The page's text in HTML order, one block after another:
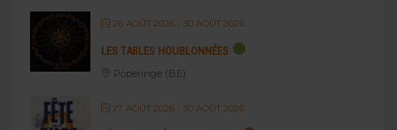
26 AOÛT 2026- 30 AOÛT 2026
LES TABLES HOUBLONNÉES
Poperinge (BE)
27 AOÛT 2026- 30 AOÛT 2026